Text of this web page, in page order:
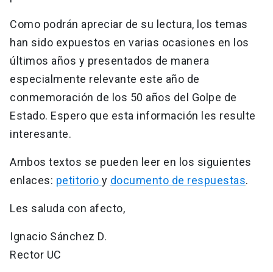
Como podrán apreciar de su lectura, los temas
han sido expuestos en varias ocasiones en los
últimos años y presentados de manera
especialmente relevante este año de
conmemoración de los 50 años del Golpe de
Estado. Espero que esta información les resulte
interesante.
Ambos textos se pueden leer en los siguientes
enlaces: petitorio y documento de respuestas.
Les saluda con afecto,
Ignacio Sánchez D.
Rector UC